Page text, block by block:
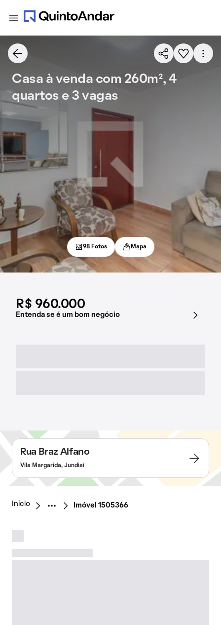
R$ 960.000
Entenda se é um bom negócio
Casa à venda com 260m², 4
quartos e 3 vagas
98 Fotos Mapa
Rua Braz Alfano
Vila Margarida, Jundiaí
Início Imóvel 1505366